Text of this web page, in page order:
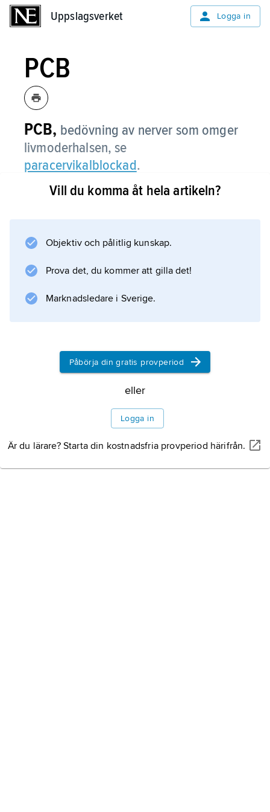
Uppslagsverket Logga in
PCB
PCB, bedövning av nerver som omger
livmoderhalsen, se
paracervikalblockad.
Information om artikeln
Vill du komma åt hela artikeln?
Objektiv och pålitlig kunskap.
Prova det, du kommer att gilla det!
Marknadsledare i Sverige.
Påbörja din gratis provperiod
eller
Logga in
Är du lärare? Starta din kostnadsfria provperiod härifrån.